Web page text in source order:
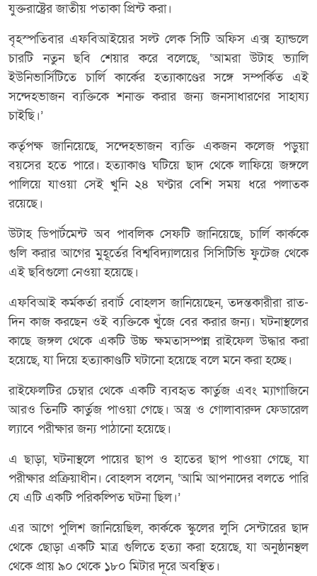
যুক্তরাষ্ট্রের জাতীয় পতাকা প্রিন্ট করা।
বৃহস্পতিবার এফবিআইয়ের সল্ট লেক সিটি অফিস এক্স হ্যান্ডলে
চারটি নতুন ছবি শেয়ার করে বলেছে, ‘আমরা উটাহ ভ্যালি
ইউনিভার্সিটিতে চার্লি কার্কের হত্যাকাণ্ডের সঙ্গে সম্পর্কিত এই
সন্দেহভাজন ব্যক্তিকে শনাক্ত করার জন্য জনসাধারণের সাহায্য
চাইছি।’
কর্তৃপক্ষ জানিয়েছে, সন্দেহভাজন ব্যক্তি একজন কলেজ পড়ুয়া
বয়সের হতে পারে। হত্যাকাণ্ড ঘটিয়ে ছাদ থেকে লাফিয়ে জঙ্গলে
পালিয়ে যাওয়া সেই খুনি ২৪ ঘণ্টার বেশি সময় ধরে পলাতক
রয়েছে।
উটাহ ডিপার্টমেন্ট অব পাবলিক সেফটি জানিয়েছে, চার্লি কার্ককে
গুলি করার আগের মুহূর্তের বিশ্ববিদ্যালয়ের সিসিটিভি ফুটেজ থেকে
এই ছবিগুলো নেওয়া হয়েছে।
এফবিআই কর্মকর্তা রবার্ট বোহলস জানিয়েছেন, তদন্তকারীরা রাত-
দিন কাজ করছেন ওই ব্যক্তিকে খুঁজে বের করার জন্য। ঘটনাস্থলের
কাছে জঙ্গল থেকে একটি উচ্চ ক্ষমতাসম্পন্ন রাইফেল উদ্ধার করা
হয়েছে, যা দিয়ে হত্যাকাণ্ডটি ঘটানো হয়েছে বলে মনে করা হচ্ছে।
রাইফেলটির চেম্বার থেকে একটি ব্যবহৃত কার্তুজ এবং ম্যাগাজিনে
আরও তিনটি কার্তুজ পাওয়া গেছে। অস্ত্র ও গোলাবারুদ ফেডারেল
ল্যাবে পরীক্ষার জন্য পাঠানো হয়েছে।
এ ছাড়া, ঘটনাস্থলে পায়ের ছাপ ও হাতের ছাপ পাওয়া গেছে, যা
পরীক্ষার প্রক্রিয়াধীন। বোহলস বলেন, ‘আমি আপনাদের বলতে পারি
যে এটি একটি পরিকল্পিত ঘটনা ছিল।’
এর আগে পুলিশ জানিয়েছিল, কার্ককে স্কুলের লুসি সেন্টারের ছাদ
থেকে ছোড়া একটি মাত্র গুলিতে হত্যা করা হয়েছে, যা অনুষ্ঠানস্থল
থেকে প্রায় ৯০ থেকে ১৮০ মিটার দূরে অবস্থিত।